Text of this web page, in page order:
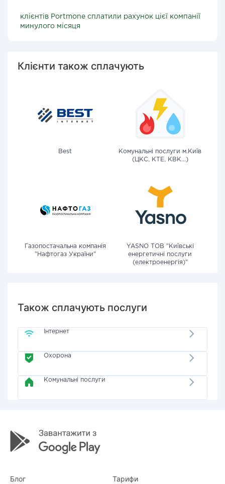
клієнтів Portmone сплатили рахунок цієї компанії
минулого місяця
Клієнти також сплачують
Best
Комунальні послуги м.Київ
(ЦКС, КТЕ, КВК...)
Газопостачальна компанія
"Нафтогаз України"
YASNO ТОВ "Київські
енергетичні послуги
(електроенергія)"
Також сплачують послуги
Інтернет
Охорона
Комунальні послуги
Блог Тарифи